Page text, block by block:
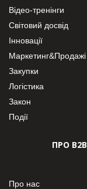
Відео-тренінги
Світовий досвід
Інновації
Маркетинг&Продажі
Закупки
Логістика
Закон
Події
ПРО
Про нас